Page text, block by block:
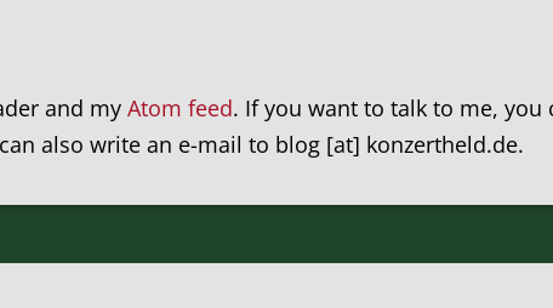
and my Atom feed. If you want to talk to me, you
also write an e-mail to blog [at] konzertheld.de.